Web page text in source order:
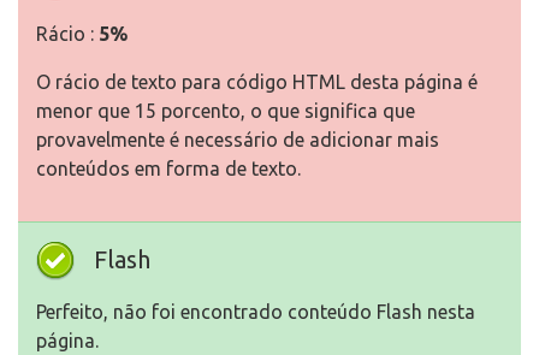
Rácio : 5%
O rácio de texto para código HTML desta página é
menor que 15 porcento, o que significa que
provavelmente é necessário de adicionar mais
conteúdos em forma de texto.
Flash
Perfeito, não foi encontrado conteúdo Flash nesta
página.